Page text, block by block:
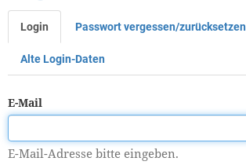
Primäre
Reiter
Login Passwort vergessen/zurücksetzen
Alte Login-Daten
E-Mail
E-Mail-Adresse bitte eingeben.